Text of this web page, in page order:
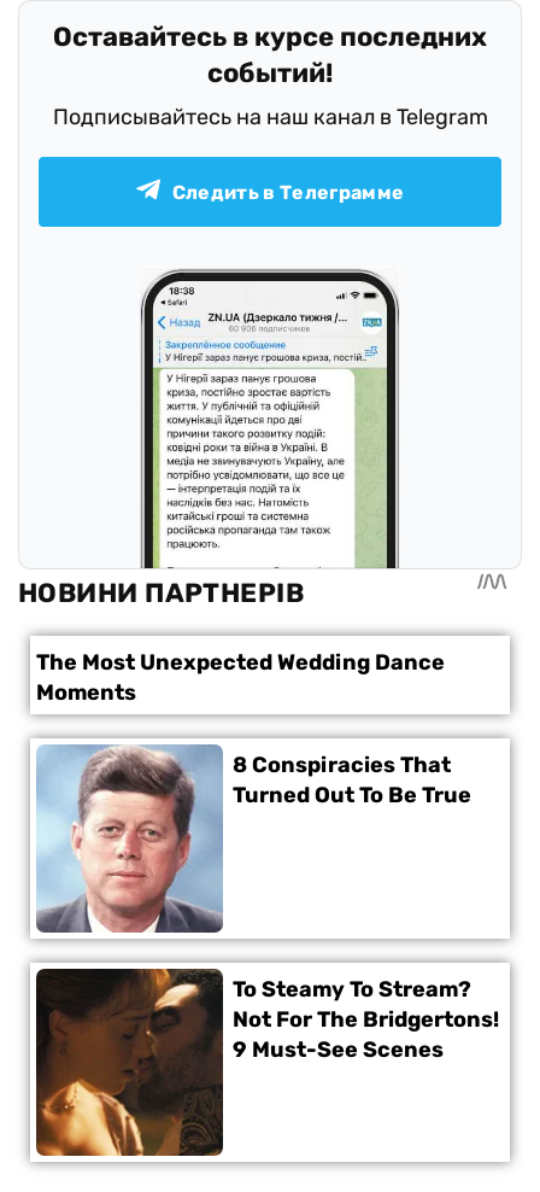
Оставайтесь в курсе последних
событий!
Подписывайтесь на наш канал в Telegram
Следить в Телеграмме